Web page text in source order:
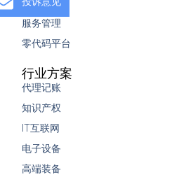
销售管理
服务管理
零代码平台
行业方案
代理记账
知识产权
IT互联网
电子设备
高端装备